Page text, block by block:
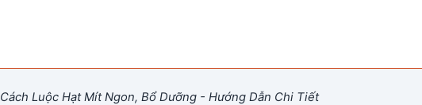
Cách Luộc Hạt Mít Ngon, Bổ Dưỡng - Hướng Dẫn Chi Tiết